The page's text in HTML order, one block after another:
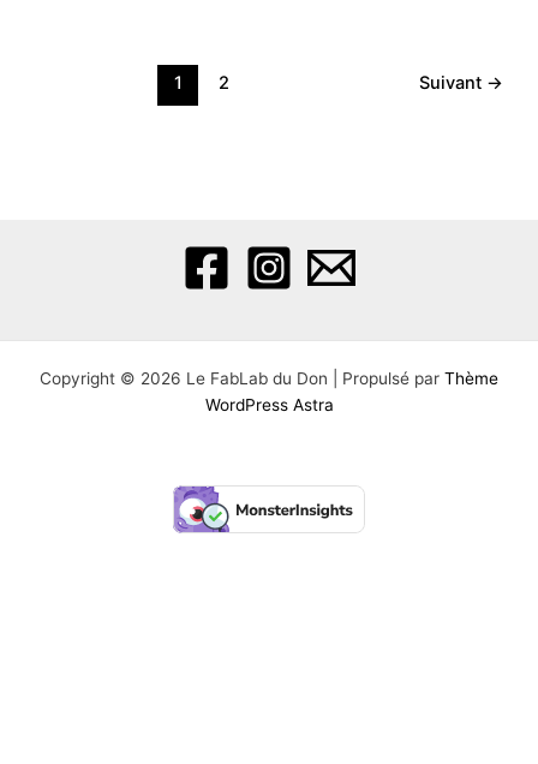
1 2 Suivant →
Copyright © 2026 Le FabLab du Don | Propulsé par Thème
WordPress Astra